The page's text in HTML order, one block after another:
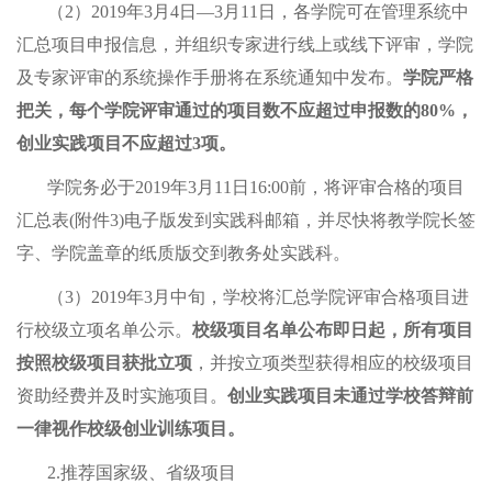
（2）2019年3月4日—3月11日，各学院可在管理系统中
汇总项目申报信息，并组织专家进行线上或线下评审，学院
及专家评审的系统操作手册将在系统通知中发布。 学院严格
把关，每个学院评审通过的项目数不应超过申报数的80%，
创业实践项目不应超过3项。
学院务必于2019年3月11日16:00前，将评审合格的项目
汇总表(附件3)电子版发到实践科邮箱，并尽快将教学院长签
字、学院盖章的纸质版交到教务处实践科。
（3）2019年3月中旬，学校将汇总学院评审合格项目进
行校级立项名单公示。 校级项目名单公布即日起，所有项目
按照校级项目获批立项 ，并按立项类型获得相应的校级项目
资助经费并及时实施项目。 创业实践项目未通过学校答辩前
一律视作校级创业训练项目。
2.推荐国家级、省级项目